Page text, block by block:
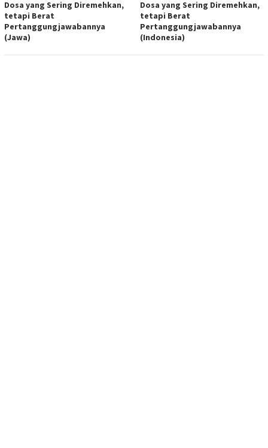
Dosa yang Sering Diremehkan,
tetapi Berat
Pertanggungjawabannya
(Jawa)
Dosa yang Sering Diremehkan,
tetapi Berat
Pertanggungjawabannya
(Indonesia)